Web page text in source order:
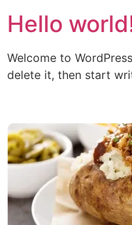
Hello
Welcome to
delete it, then start